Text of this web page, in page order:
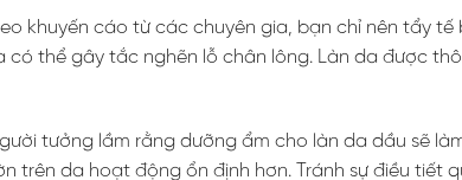
khuyến cáo từ các chuyên gia, bạn chỉ nên tẩy
có thể gây tắc nghẽn lỗ chân lông. Làn da được
tưởng lầm rằng dưỡng ẩm cho làn da dầu sẽ
trên da hoạt động ổn định hơn. Tránh sự điều tiết